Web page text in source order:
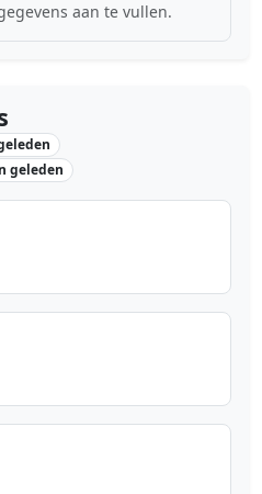
aan te vullen.
geleden